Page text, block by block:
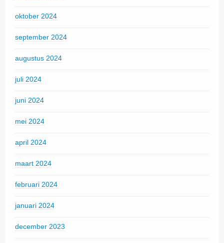
oktober 2024
september 2024
augustus 2024
juli 2024
juni 2024
mei 2024
april 2024
maart 2024
februari 2024
januari 2024
december 2023